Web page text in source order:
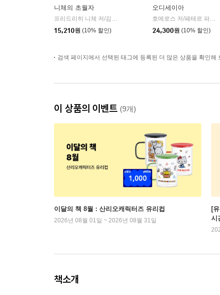
니체의 초월자
프리드리히 니체 저/김철 편역
15,210원 (10% 할인)
오디세이아
호메로스 저/페테르 파울 루벤스 그림/박문재 역
24,300원 (10% 할인)
검색 페이지에서 선택된 태그에 등록된 더 많은 상품을 확인해
이 상품의 이벤트 (9개)
이달의 책 8월 : 산리오캐릭터즈 유리컵
2026년 08월 01일 ~ 2026년 08월 31일
[
시
책소개